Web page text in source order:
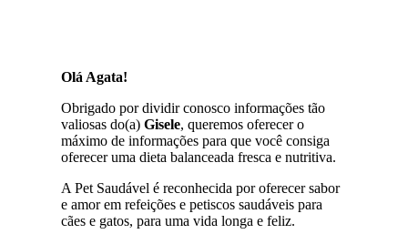
Olá Agata!
Obrigado por dividir conosco informações tão
valiosas do(a)Gisele, queremos oferecer o
máximo de informações para que você consiga
oferecer uma dieta balanceada fresca e nutritiva.
A Pet Saudável é reconhecida por oferecer sabor
e amor em refeições e petiscos saudáveis para
cães e gatos, para uma vida longa e feliz.